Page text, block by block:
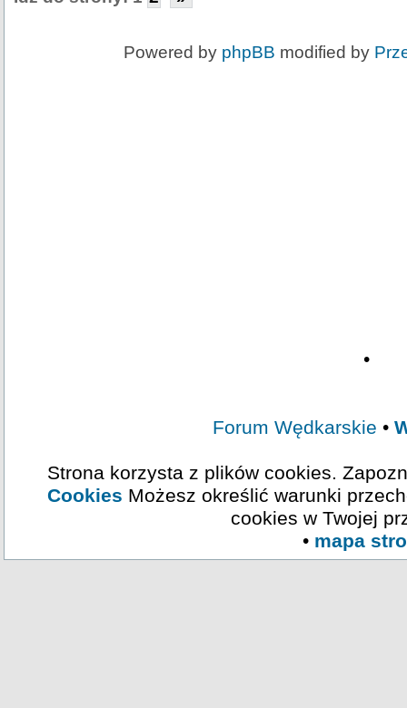
Powered by phpBB modified by
•
Forum Wędkarskie •
Strona korzysta z plików cookies.
Cookies Możesz określić warunki
cookies w Twojej
• mapa